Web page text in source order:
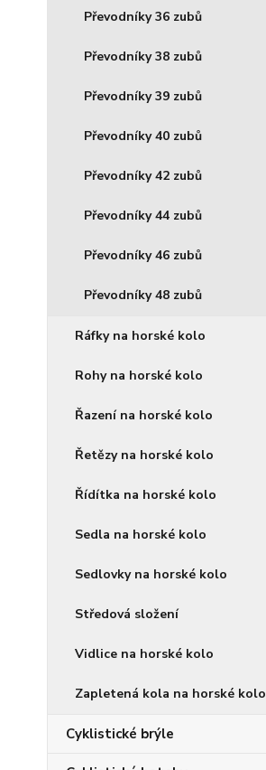
Převodníky 36 zubů
Převodníky 38 zubů
Převodníky 39 zubů
Převodníky 40 zubů
Převodníky 42 zubů
Převodníky 44 zubů
Převodníky 46 zubů
Převodníky 48 zubů
Ráfky na horské kolo
Rohy na horské kolo
Řazení na horské kolo
Řetězy na horské kolo
Řídítka na horské kolo
Sedla na horské kolo
Sedlovky na horské kolo
Středová složení
Vidlice na horské kolo
Zapletená kola na horské kolo
Cyklistické brýle